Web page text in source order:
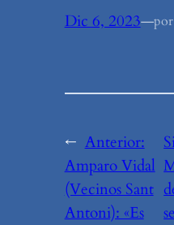
Dic 6, 2023—por
← Anterior:
Amparo Vidal
(Vecinos Sant
Antoni): «Es